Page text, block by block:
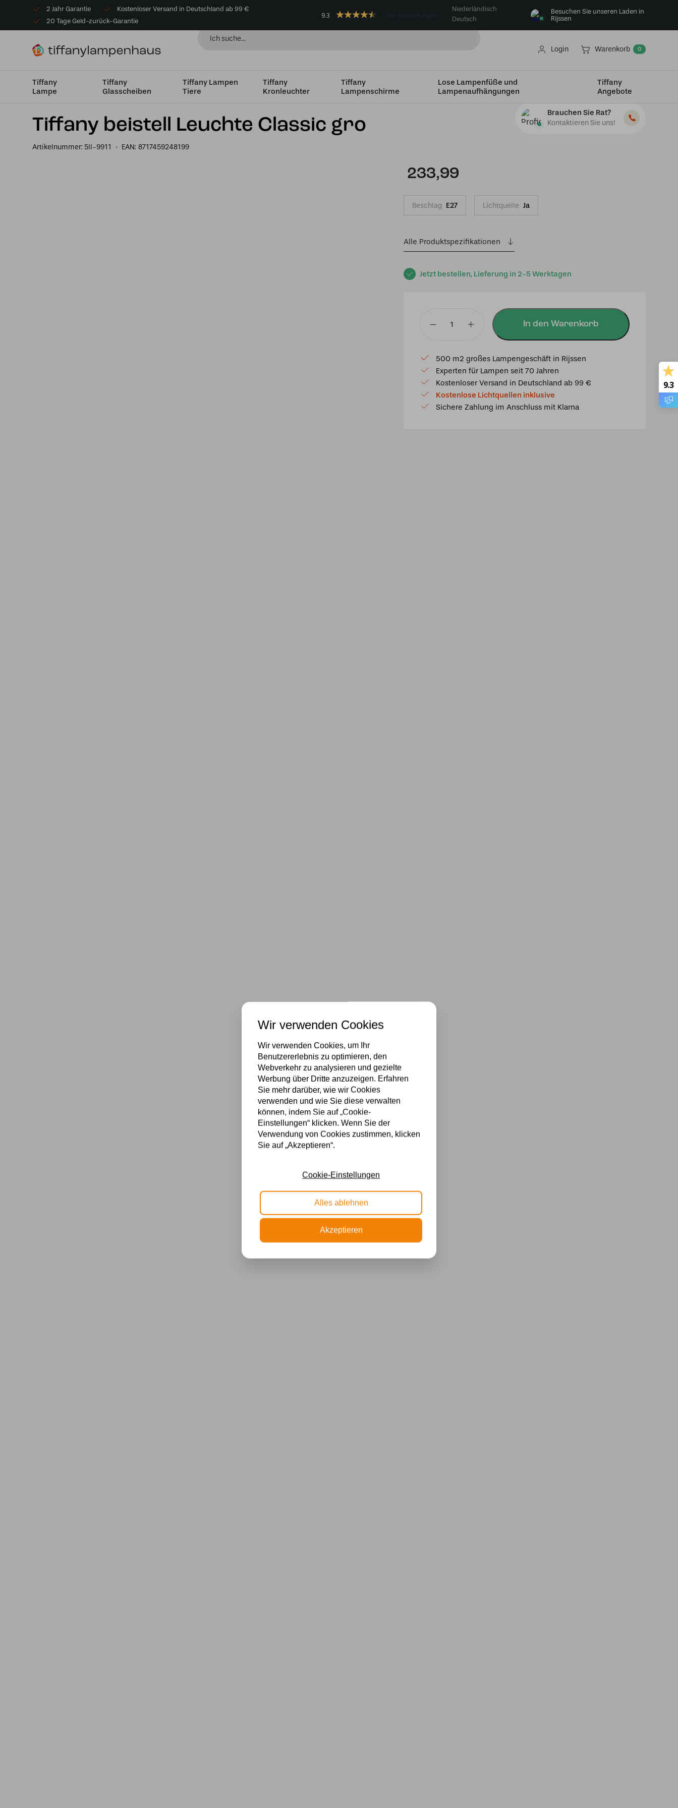
2 Jahr Garantie
Kostenloser Versand in Deutschland ab 99 €
20 Tage Geld-zurück-Garantie
9.3
Niederländisch
Deutsch
Besuchen Sie unseren Laden in
Rijssen
Login Warenkorb 0
Tiffany
Lampe
Tiffany
Glasscheiben
Tiffany Lampen
Tiere
Tiffany
Kronleuchter
Tiffany
Lampenschirme
Lose Lampenfüße und
Lampenaufhängungen
Tiffany
Angebote
Startseite Tiffany Tischlampe Tischleuchten Windlicht Tiffany beistell Leuchte Classic gro
Tiffany beistell Leuchte Classic gro
Artikelnummer: 5ll-9911 EAN: 8717459248199
Brauchen Sie Rat?
Kontaktieren Sie uns!
Jetzt bestellen, Lieferung in 2-5 Werktagen
233,99
Beschlag E27 Lichtquelle Ja
Alle Produktspezifikationen
Leuchte
Classic
gro
Menge
In den Warenkorb
500 m2 großes Lampengeschäft in Rijssen
Experten für Lampen seit 70 Jahren
Kostenloser Versand in Deutschland ab 99 €
Kostenlose Lichtquellen inklusive
Sichere Zahlung im Anschluss mit Klarna
9.3
Wir verwenden Cookies
Wir verwenden Cookies, um Ihr
Benutzererlebnis zu optimieren, den
Webverkehr zu analysieren und gezielte
Werbung über Dritte anzuzeigen. Erfahren
Sie mehr darüber, wie wir Cookies
verwenden und wie Sie diese verwalten
können, indem Sie auf „Cookie-
Einstellungen“ klicken. Wenn Sie der
Verwendung von Cookies zustimmen, klicken
Sie auf „Akzeptieren“.
Cookie-Einstellungen
Alles ablehnen
Akzeptieren